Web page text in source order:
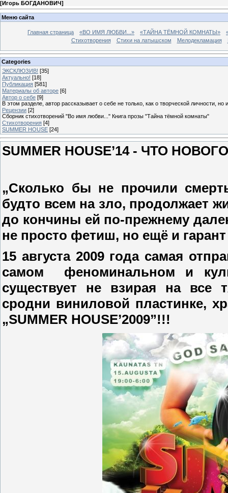
[Игорь БОГДАНОВИЧ]
Меню сайта
Главная страница «ВО ИМЯ ЛЮБВИ...» «ТАЙНА ТЁМНОЙ КОМНАТЫ»
Стихотворения
Стихи на латышском Мелодекламация
Categories
ЭКСКЛЮЗИВ! [35]
Актуально! [18]
Публикация [581]
Материалы об авторе [6]
Автор о себе [9]
В этом разделе, автор рассказывает о себе не только, как о творческой личности,
Рецензии [2]
Сборник стихотворений "Во имя любви..." Книга прозы "Тайна тёмной комнаты"
Стихотворения [4]
SUMMER HOUSE [24]
SUMMER HOUSE’14 - ЧТО
„Сколько бы не прочили
будто всем на зло, продолжает
до кончины ей по-прежнему
не просто фетиш, но ещё и
15 августа 2009 года самая
самом
феноминальном и
существует не взирая на все
сродни виниловой пластинке,
„SUMMER HOUSE’2009”!!!